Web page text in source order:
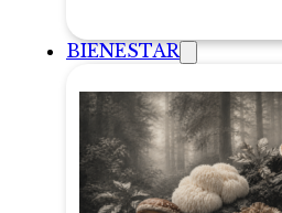
BIENESTAR